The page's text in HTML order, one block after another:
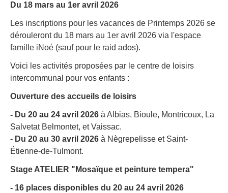
Du 18 mars au 1er avril 2026
Les inscriptions pour les vacances de Printemps 2026 se
dérouleront du 18 mars au 1er avril 2026 via l'espace
famille iNoé (sauf pour le raid ados).
Voici les activités proposées par le centre de loisirs
intercommunal pour vos enfants :
Ouverture des accueils de loisirs
- Du 20 au 24 avril 2026 à Albias, Bioule, Montricoux, La
Salvetat Belmontet, et Vaissac.
- Du 20 au 30 avril 2026 à Nègrepelisse et Saint-
Étienne-de-Tulmont.
Stage ATELIER "Mosaïque et peinture tempera"
- 16 places disponibles du 20 au 24 avril 2026